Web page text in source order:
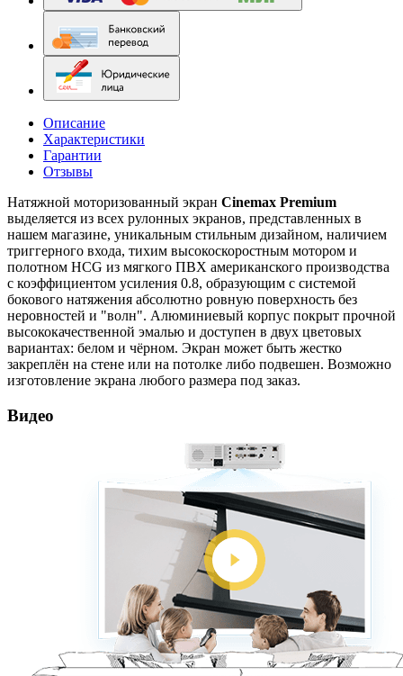
Описание
Характеристики
Гарантии
Отзывы
Натяжной моторизованный экран Cinemax Premium
выделяется из всех рулонных экранов, представленных в
нашем магазине, уникальным стильным дизайном, наличием
триггерного входа, тихим высокоскоростным мотором и
полотном HCG из мягкого ПВХ американского производства
с коэффициентом усиления 0.8, образующим с системой
бокового натяжения абсолютно ровную поверхность без
неровностей и "волн". Алюминиевый корпус покрыт прочной
высококачественной эмалью и доступен в двух цветовых
вариантах: белом и чёрном. Экран может быть жестко
закреплён на стене или на потолке либо подвешен. Возможно
изготовление экрана любого размера под заказ.
Видео